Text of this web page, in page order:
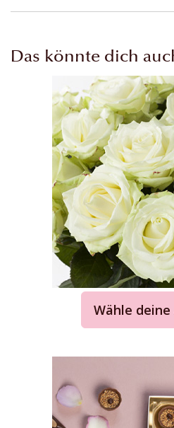
Das könnte dich
Wähle deine